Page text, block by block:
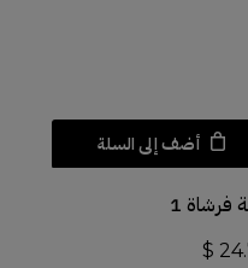
أضف إلى السلة
فرشاة 1
$